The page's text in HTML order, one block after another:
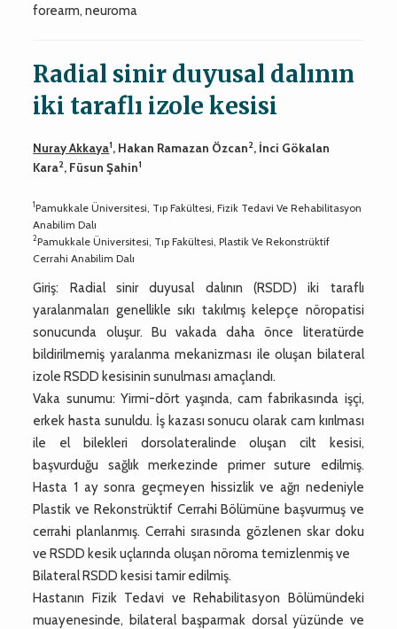
forearm, neuroma
Radial sinir duyusal dalının
iki taraflı izole kesisi
Nuray Akkaya1, Hakan Ramazan Özcan2, İnci Gökalan
Kara2, Füsun Şahin1
1Pamukkale Üniversitesi, Tıp Fakültesi, Fizik Tedavi Ve Rehabilitasyon
Anabilim Dalı
2Pamukkale Üniversitesi, Tıp Fakültesi, Plastik Ve Rekonstrüktif
Cerrahi Anabilim Dalı
Giriş: Radial sinir duyusal dalının (RSDD) iki taraflı
yaralanmaları genellikle sıkı takılmış kelepçe nöropatisi
sonucunda oluşur. Bu vakada daha önce literatürde
bildirilmemiş yaralanma mekanizması ile oluşan bilateral
izole RSDD kesisinin sunulması amaçlandı.
Vaka sunumu: Yirmi-dört yaşında, cam fabrikasında işçi,
erkek hasta sunuldu. İş kazası sonucu olarak cam kırılması
ile el bilekleri dorsolateralinde oluşan cilt kesisi,
başvurduğu sağlık merkezinde primer suture edilmiş.
Hasta 1 ay sonra geçmeyen hissizlik ve ağrı nedeniyle
Plastik ve Rekonstrüktif Cerrahi Bölümüne başvurmuş ve
cerrahi planlanmış. Cerrahi sırasında gözlenen skar doku
ve RSDD kesik uçlarında oluşan nöroma temizlenmiş ve
Bilateral RSDD kesisi tamir edilmiş.
Hastanın Fizik Tedavi ve Rehabilitasyon Bölümündeki
muayenesinde, bilateral başparmak dorsal yüzünde ve